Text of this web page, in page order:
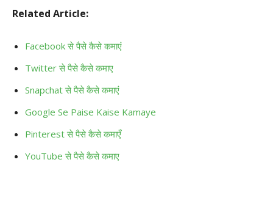
Related Article:
Facebook से पैसे कैसे कमाएं
Twitter से पैसे कैसे कमाए
Snapchat से पैसे कैसे कमाएं
Google Se Paise Kaise Kamaye
Pinterest से पैसे कैसे कमाएँ
YouTube से पैसे कैसे कमाए